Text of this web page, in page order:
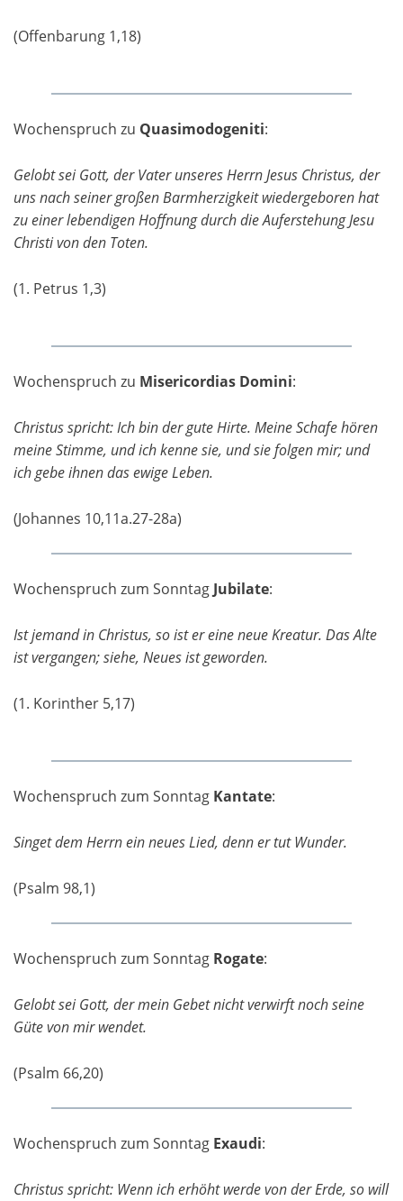
(Offenbarung 1,18)
Wochenspruch zu Quasimodogeniti:
Gelobt sei Gott, der Vater unseres Herrn Jesus Christus, der
uns nach seiner großen Barmherzigkeit wiedergeboren hat
zu einer lebendigen Hoffnung durch die Auferstehung Jesu
Christi von den Toten.
(1. Petrus 1,3)
Wochenspruch zu Misericordias Domini:
Christus spricht: Ich bin der gute Hirte. Meine Schafe hören
meine Stimme, und ich kenne sie, und sie folgen mir; und
ich gebe ihnen das ewige Leben.
(Johannes 10,11a.27-28a)
Wochenspruch zum Sonntag Jubilate:
Ist jemand in Christus, so ist er eine neue Kreatur. Das Alte
ist vergangen; siehe, Neues ist geworden.
(1. Korinther 5,17)
Wochenspruch zum Sonntag Kantate:
Singet dem Herrn ein neues Lied, denn er tut Wunder.
(Psalm 98,1)
Wochenspruch zum Sonntag Rogate:
Gelobt sei Gott, der mein Gebet nicht verwirft noch seine
Güte von mir wendet.
(Psalm 66,20)
Wochenspruch zum Sonntag Exaudi:
Christus spricht: Wenn ich erhöht werde von der Erde, so will